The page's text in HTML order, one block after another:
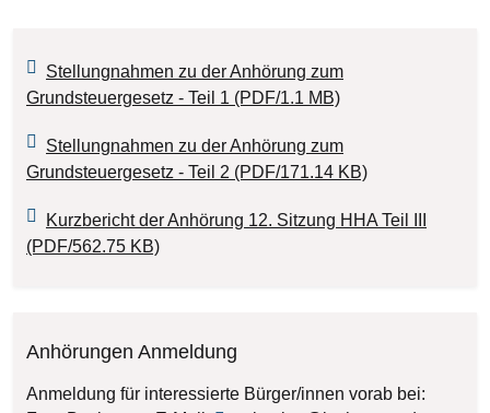
Stellungnahmen zu der Anhörung zum
Grundsteuergesetz - Teil 1 (PDF/1.1 MB)
Stellungnahmen zu der Anhörung zum
Grundsteuergesetz - Teil 2 (PDF/171.14 KB)
Kurzbericht der Anhörung 12. Sitzung HHA Teil III
(PDF/562.75 KB)
Anhörungen Anmeldung
Anmeldung für interessierte Bürger/innen vorab bei: